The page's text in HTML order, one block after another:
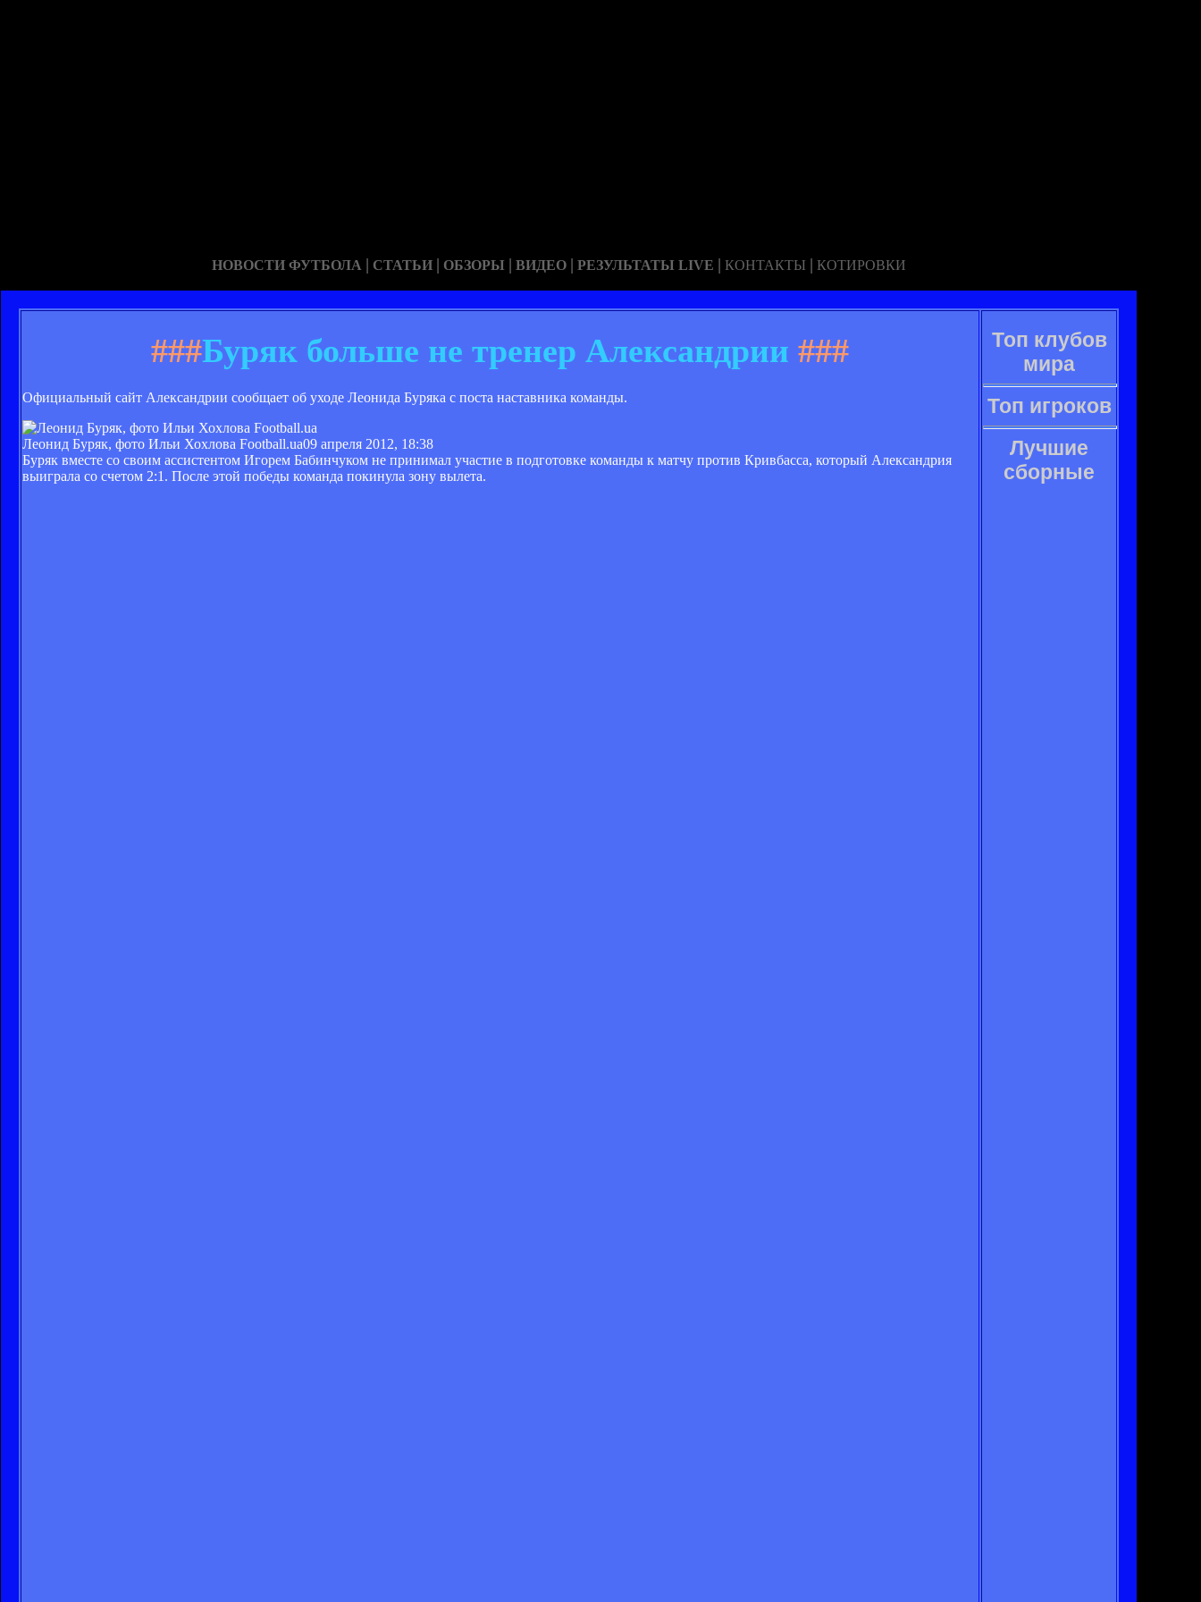
НОВОСТИ ФУТБОЛА | СТАТЬИ | ОБЗОРЫ | ВИДЕО | РЕЗУЛЬТАТЫ LIVE | КОНТАКТЫ | КОТИРОВКИ
###Буряк больше не тренер Александрии ###
Официальный сайт Александрии сообщает об уходе Леонида Буряка с поста наставника команды.
Леонид Буряк, фото Ильи Хохлова Football.ua09 апреля 2012, 18:38
Буряк вместе со своим ассистентом Игорем Бабинчуком не принимал участие в подготовке команды к матчу против Кривбасса, который Александрия
выиграла со счетом 2:1. После этой победы команда покинула зону вылета.
Топ клубов
мира
Топ игроков
Лучшие
сборные